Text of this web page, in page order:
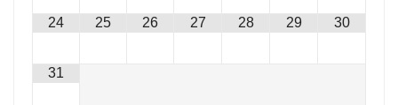
24 25 26 27 28 29 30
31